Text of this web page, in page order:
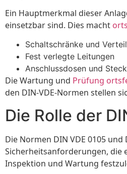
Ein Hauptmerkmal dieser
einsetzbar sind. Dies macht
Schaltschränke und
Fest verlegte Leitungen
Anschlussdosen und
Die Wartung und Prüfung
den DIN-VDE-Normen stellen
Die Rolle der
Die Normen DIN VDE 0105
Sicherheitsanforderungen, die
Inspektion und Wartung